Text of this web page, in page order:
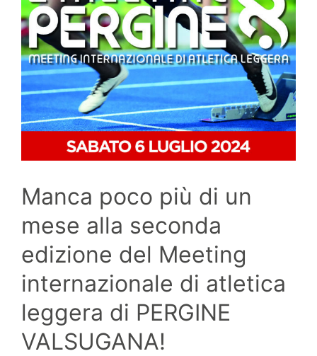
Manca poco più di un
mese alla seconda
edizione del Meeting
internazionale di atletica
leggera di PERGINE
VALSUGANA!